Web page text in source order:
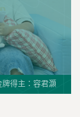
牌得主：容君灝